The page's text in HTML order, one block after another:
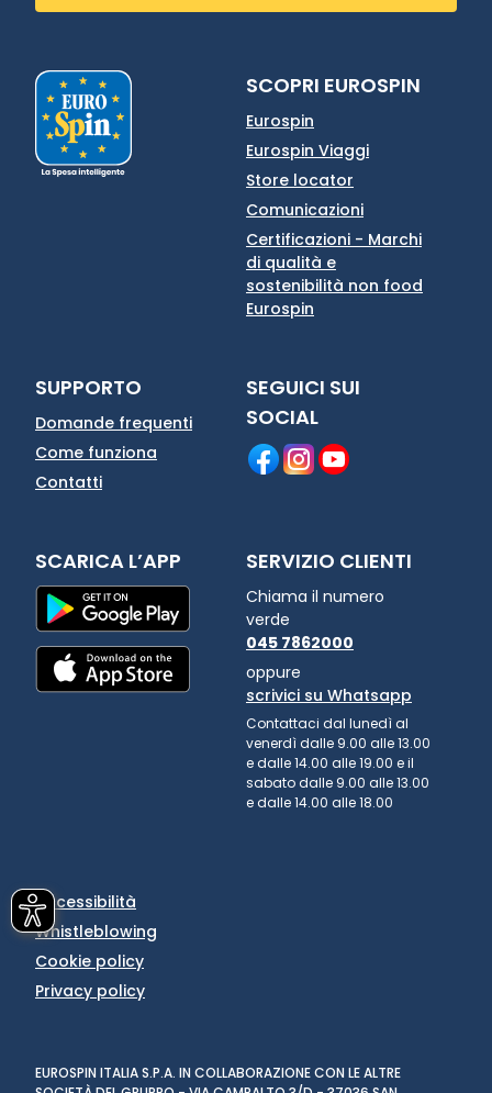
SCOPRI EUROSPIN
Eurospin
Eurospin Viaggi
Store locator
Comunicazioni
Certificazioni - Marchi
di qualità e
sostenibilità non food
Eurospin
SUPPORTO
Domande frequenti
Come funziona
Contatti
SEGUICI SUI
SOCIAL
SCARICA L’APP SERVIZIO CLIENTI
Chiama il numero
verde
045 7862000
oppure
scrivici su Whatsapp
Contattaci dal lunedì al
venerdì dalle 9.00 alle 13.00
e dalle 14.00 alle 19.00 e il
sabato dalle 9.00 alle 13.00
e dalle 14.00 alle 18.00
Accessibilità
Whistleblowing
Cookie policy
Privacy policy
EUROSPIN ITALIA S.P.A. IN COLLABORAZIONE CON LE ALTRE